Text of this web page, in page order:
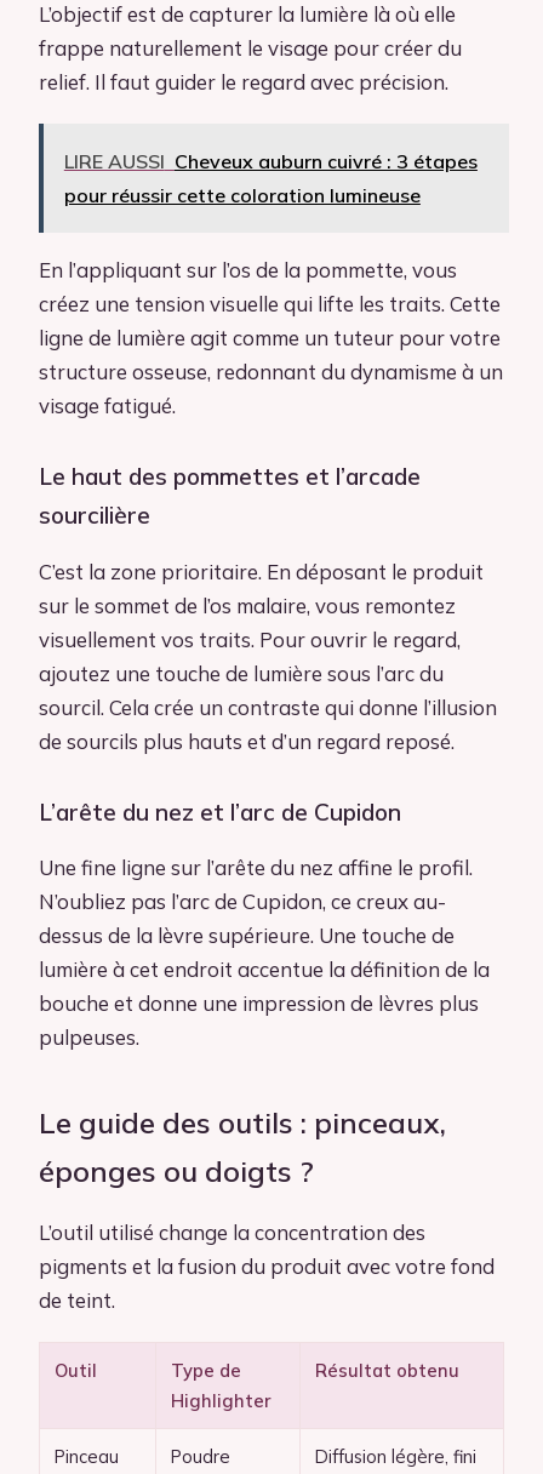
L’objectif est de capturer la lumière là où elle
frappe naturellement le visage pour créer du
relief. Il faut guider le regard avec précision.
LIRE AUSSI Cheveux auburn cuivré : 3 étapes
pour réussir cette coloration lumineuse
En l’appliquant sur l’os de la pommette, vous
créez une tension visuelle qui lifte les traits. Cette
ligne de lumière agit comme un tuteur pour votre
structure osseuse, redonnant du dynamisme à un
visage fatigué.
Le haut des pommettes et l’arcade
sourcilière
C’est la zone prioritaire. En déposant le produit
sur le sommet de l’os malaire, vous remontez
visuellement vos traits. Pour ouvrir le regard,
ajoutez une touche de lumière sous l’arc du
sourcil. Cela crée un contraste qui donne l’illusion
de sourcils plus hauts et d’un regard reposé.
L’arête du nez et l’arc de Cupidon
Une fine ligne sur l’arête du nez affine le profil.
N’oubliez pas l’arc de Cupidon, ce creux au-
dessus de la lèvre supérieure. Une touche de
lumière à cet endroit accentue la définition de la
bouche et donne une impression de lèvres plus
pulpeuses.
Le guide des outils : pinceaux,
éponges ou doigts ?
L’outil utilisé change la concentration des
pigments et la fusion du produit avec votre fond
de teint.
Outil
Type de
Highlighter
Résultat obtenu
Pinceau Poudre Diffusion légère, fini